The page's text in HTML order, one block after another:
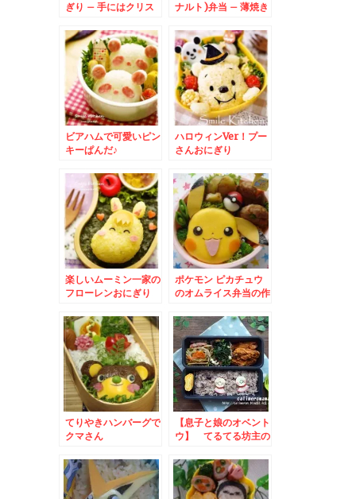
ぎり – 手にはクリス
ナルト)弁当 – 薄焼き
だってばよ～★
ビアハムで可愛いピン
キーぱんだ♪
ハロウィンVer！プー
さんおにぎり
楽しいムーミン一家の
フローレンおにぎり
ポケモン ピカチュウ
のオムライス弁当の作
てりやきハンバーグで
クマさん
【息子と娘のオベント
ウ】 てるてる坊主の